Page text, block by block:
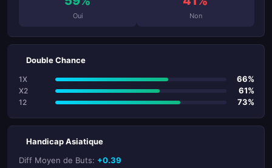
Oui Non
Double Chance
1X 66%
X2 61%
12 73%
Handicap Asiatique
Diff Moyen de Buts: +0.39